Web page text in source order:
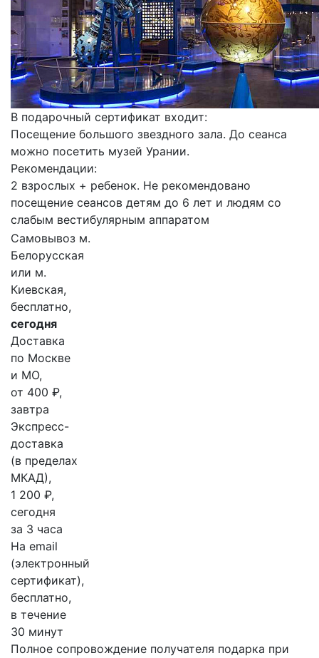
В подарочный сертификат входит:
Посещение большого звездного зала. До сеанса
можно посетить музей Урании.
Рекомендации:
2 взрослых + ребенок. Не рекомендовано
посещение сеансов детям до 6 лет и людям со
слабым вестибулярным аппаратом
Самовывоз м.
Белорусская
или м.
Киевская,
бесплатно,
сегодня
Доставка
по Москве
и МО,
от 400 ₽,
завтра
Экспресс-
доставка
(в пределах
МКАД),
1 200 ₽,
сегодня
за 3 часа
На email
(электронный
сертификат),
бесплатно,
в течение
30 минут
Полное сопровождение получателя подарка при